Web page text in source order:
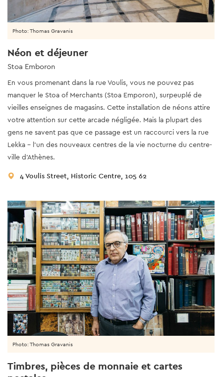
Néon et déjeuner
Stoa Emboron
En vous promenant dans la rue Voulis, vous ne pouvez pas
manquer le Stoa of Merchants (Stoa Emporon), surpeuplé de
vieilles enseignes de magasins. Cette installation de néons attire
votre attention sur cette arcade négligée. Mais la plupart des
gens ne savent pas que ce passage est un raccourci vers la rue
Lekka - l'un des nouveaux centres de la vie nocturne du centre-
ville d'Athènes.
4 Voulis Street, Historic Centre, 105 62
Photo: Thomas Gravanis
Photo: Thomas Gravanis
Timbres, pièces de monnaie et cartes